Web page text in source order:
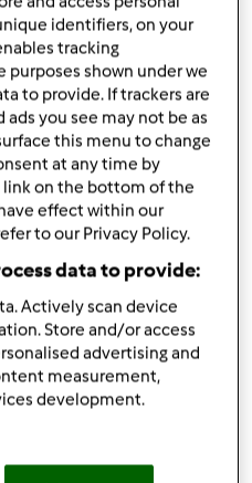
kolekcji
przepisem
wariant
smaczne i zdrowe!
ok 20 min
mielona
identifiers, on your
tracking
shown under we
to provide. If trackers are
you see may not be as
this menu to change
at any time by
link on the bottom of the
effect within our
to our Privacy Policy.
data to provide:
Actively scan device
Store and/or access
advertising and
measurement,
development.